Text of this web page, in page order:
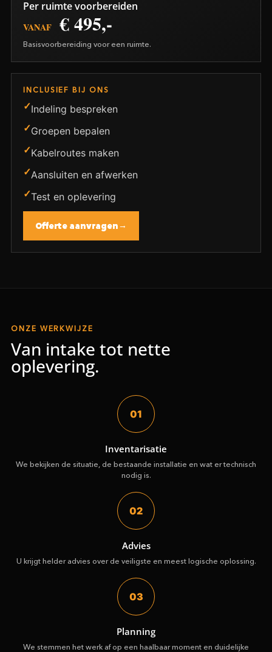
Per ruimte voorbereiden
VANAF € 495,-
Basisvoorbereiding voor een ruimte.
INCLUSIEF BIJ ONS
Indeling bespreken
Groepen bepalen
Kabelroutes maken
Aansluiten en afwerken
Test en oplevering
Offerte aanvragen
ONZE WERKWIJZE
Van intake tot nette
oplevering.
01
Inventarisatie
We bekijken de situatie, de bestaande installatie en wat er technisch
nodig is.
02
Advies
U krijgt helder advies over de veiligste en meest logische oplossing.
03
Planning
We stemmen het werk af op een haalbaar moment en duidelijke